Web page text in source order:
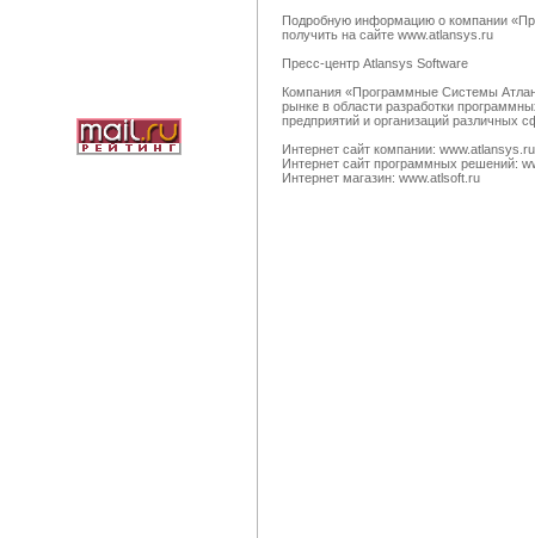
Подробную информацию о компании
получить на сайте www.atlansys.ru
Пресс-центр Atlansys Software
Компания «Программные Системы
рынке в области разработки
предприятий и организаций различных
Интернет сайт компании: www.atlansys.ru
Интернет сайт программных решений:
Интернет магазин: www.atlsoft.ru